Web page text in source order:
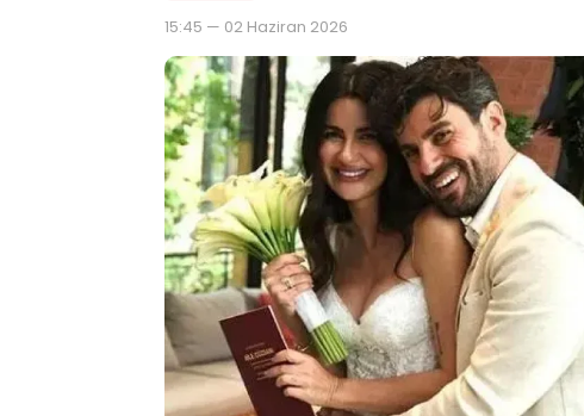
15:45 — 02 Haziran 2026